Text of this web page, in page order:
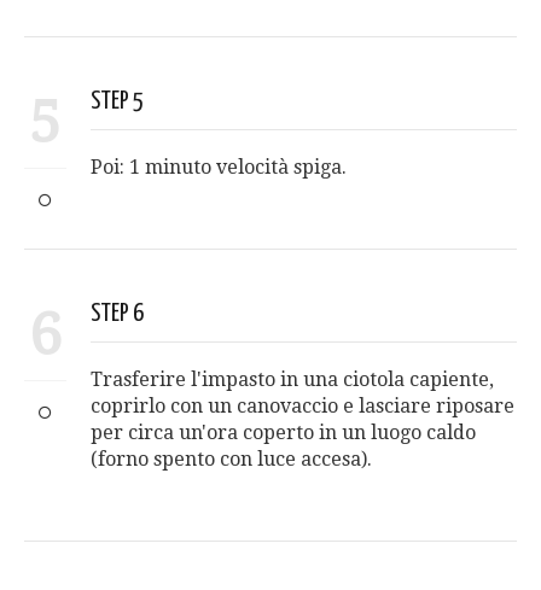
5 STEP 5
Poi: 1 minuto velocità spiga.
6 STEP 6
Trasferire l'impasto in una ciotola capiente,
coprirlo con un canovaccio e lasciare riposare
per circa un'ora coperto in un luogo caldo
(forno spento con luce accesa).